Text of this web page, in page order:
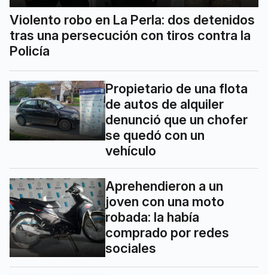
Violento robo en La Perla: dos detenidos
tras una persecución con tiros contra la
Policía
Propietario de una flota
de autos de alquiler
denunció que un chofer
se quedó con un
vehículo
Aprehendieron a un
joven con una moto
robada: la había
comprado por redes
sociales